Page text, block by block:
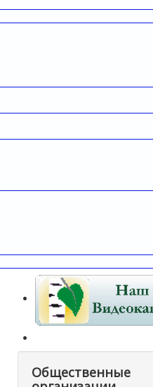
Общественные